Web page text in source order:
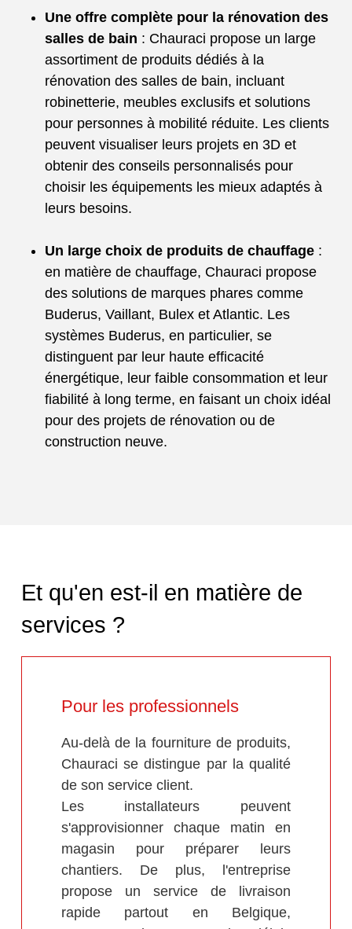
Une offre complète pour la rénovation des
salles de bain : Chauraci propose un large
assortiment de produits dédiés à la
rénovation des salles de bain, incluant
robinetterie, meubles exclusifs et solutions
pour personnes à mobilité réduite. Les clients
peuvent visualiser leurs projets en 3D et
obtenir des conseils personnalisés pour
choisir les équipements les mieux adaptés à
leurs besoins.
Un large choix de produits de chauffage:
en matière de chauffage, Chauraci propose
des solutions de marques phares comme
Buderus, Vaillant, Bulex et Atlantic. Les
systèmes Buderus, en particulier, se
distinguent par leur haute efficacité
énergétique, leur faible consommation et leur
fiabilité à long terme, en faisant un choix idéal
pour des projets de rénovation ou de
construction neuve.
Et qu'en est-il en matière de
services ?
Pour les professionnels
Au-delà de la fourniture de produits,
Chauraci se distingue par la qualité
de son service client.
Les installateurs peuvent
s'approvisionner chaque matin en
magasin pour préparer leurs
chantiers. De plus, l'entreprise
propose un service de livraison
rapide partout en Belgique,